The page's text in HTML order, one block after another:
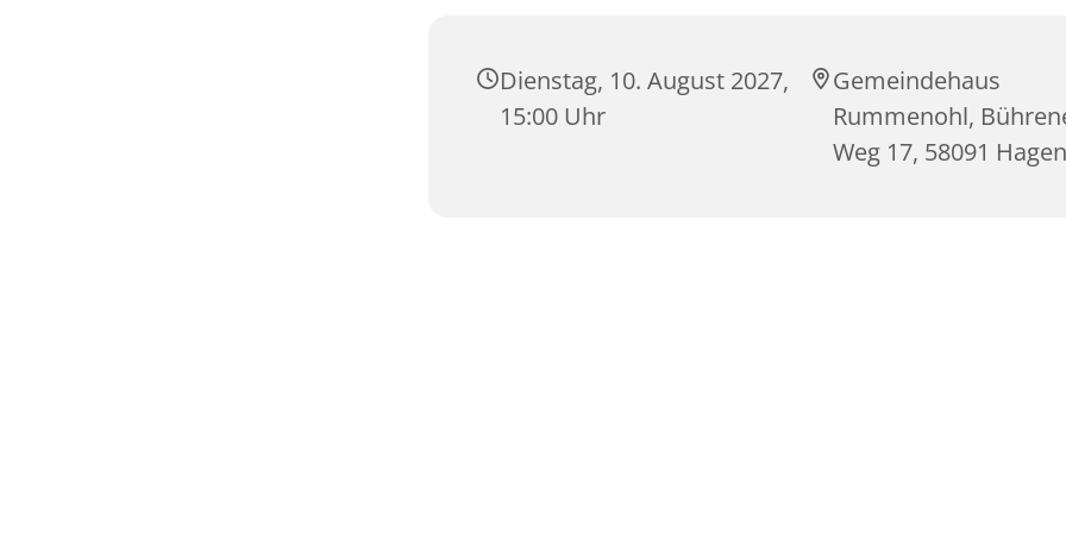
Dienstag, 10. August 2027,
15:00 Uhr
Gemeindehaus
Rummenohl,
Weg 17, 58091 Hagen